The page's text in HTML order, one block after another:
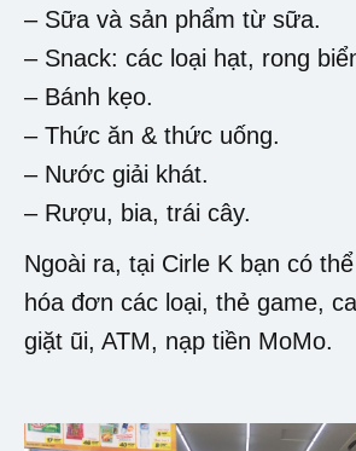
– Sữa và sản phẩm từ sữa.
– Snack: các loại hạt, rong
– Bánh kẹo.
– Thức ăn & thức uống.
– Nước giải khát.
– Rượu, bia, trái cây.
Ngoài ra, tại Cirle K bạn có
hóa đơn các loại, thẻ game,
giặt ũi, ATM, nạp tiền MoMo.